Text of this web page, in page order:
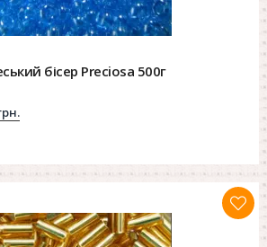
бісер Preciosa 500г
корзину